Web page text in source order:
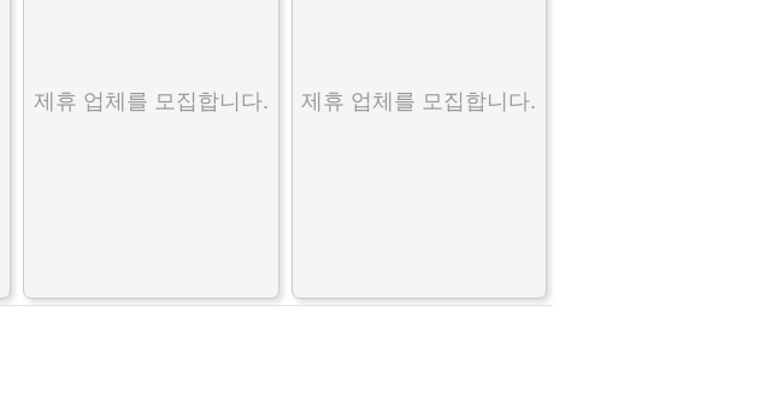
제휴 업체를 모집합니다. 제휴 업체를 모집합니다.